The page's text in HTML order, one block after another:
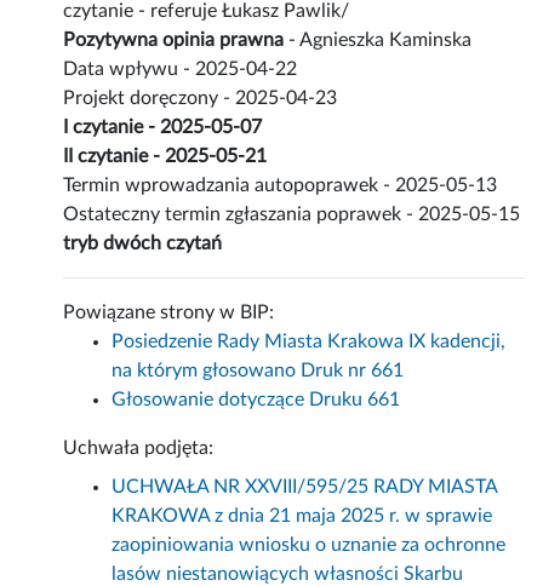
czytanie - referuje Łukasz Pawlik/
Pozytywna opinia prawna - Agnieszka Kaminska
Data wpływu - 2025-04-22
Projekt doręczony - 2025-04-23
I czytanie - 2025-05-07
II czytanie - 2025-05-21
Termin wprowadzania autopoprawek - 2025-05-13
Ostateczny termin zgłaszania poprawek - 2025-05-15
tryb dwóch czytań
Powiązane strony w BIP:
Posiedzenie Rady Miasta Krakowa IX kadencji,
na którym głosowano Druk nr 661
Głosowanie dotyczące Druku 661
Uchwała podjęta:
UCHWAŁA NR XXVIII/595/25 RADY MIASTA
KRAKOWA z dnia 21 maja 2025 r. w sprawie
zaopiniowania wniosku o uznanie za ochronne
lasów niestanowiących własności Skarbu